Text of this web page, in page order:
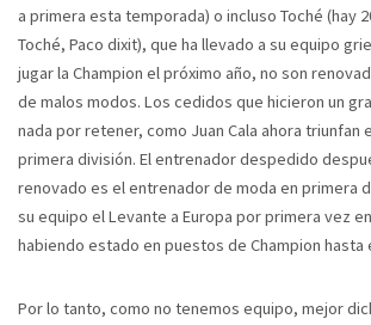
a primera esta temporada) o incluso Toché (hay
Toché, Paco dixit), que ha llevado a su equipo
jugar la Champion el próximo año, no son
de malos modos. Los cedidos que hicieron un
nada por retener, como Juan Cala ahora triunfan
primera división. El entrenador despedido
renovado es el entrenador de moda en primera
su equipo el Levante a Europa por primera vez
habiendo estado en puestos de Champion hasta
Por lo tanto, como no tenemos equipo, mejor